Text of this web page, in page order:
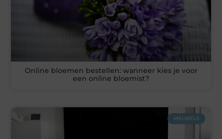
Online bloemen bestellen: wanneer kies je voor
een online bloemist?
MEUBELS